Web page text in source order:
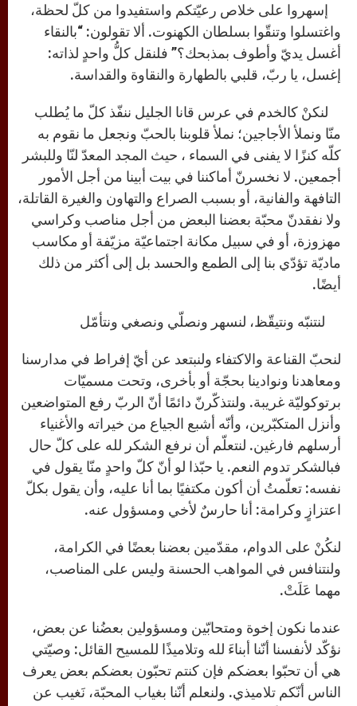
إسهروا على خلاص رعيّتكم واستفيدوا من كلّ لحظة،
واغتسلوا وتنقّوا بسلطان الكهنوت. ألا تقولون: “بالنقاء
أغسل يديّ وأطوف بمذبحك؟” فلنقل كلُّ واحدٍ لذاته:
إغسل، يا ربّ، قلبي بالطهارة والنقاوة والقداسة.
لنكنْ كالخدم في عرس قانا الجليل ننفّذ كلّ ما يُطلب
منّا ونملأ الأجاجين؛ نملأ قلوبنا بالحبّ ونجعل ما نقوم به
كلّه كنزًا لا يفنى في السماء ، حيث المجد المعدّ لنّا وللبشر
أجمعين. لا نخسرنّ أماكننا في بيت أبينا من أجل الأمور
التافهة والفانية، أو بسبب الصراع والتهاون والغيرة القاتلة،
ولا نفقدنّ محبّة بعضنا البعض من أجل مناصب وكراسي
مهزوزة، أو في سبيل مكانة اجتماعيّة مزيّفة أو مكاسب
ماديّة تؤدّي بنا إلى الطمع والحسد بل إلى أكثر من ذلك
أيضًا.
لنتنبّه ونتيقّظ، لنسهر ونصلّي ونصغي ونتأمّل
لنحبّ القناعة والاكتفاء ولنبتعد عن أيّ إفراط في مدارسنا
ومعاهدنا ونوادينا بحجّة أو بأخرى، وتحت مسميّات
برتوكوليّة غريبة. ولنتذكّرنّ دائمًا أنّ الربّ رفع المتواضعين
وأنزل المتكبّرين، وأنّه أشبع الجياع من خيراته والأغنياء
أرسلهم فارغين. لنتعلّم أن نرفع الشكر لله على كلّ حال
فبالشكر تدوم النعم. يا حبّذا لو أنّ كلّ واحدٍ منّا يقول في
نفسه: تعلّمتُ أن أكون مكتفيًا بما أنا عليه، وأن يقول بكلّ
اعتزازٍ وكرامة: أنا حارسٌ لأخي ومسؤول عنه.
لنكُنْ على الدوام، مقدّمين بعضنا بعضًا في الكرامة،
ولنتنافس في المواهب الحسنة وليس على المناصب،
مهما عَلَتْ.
عندما نكون إخوة ومتحابّين ومسؤولين بعضُنا عن بعض،
نؤكّد لأنفسنا أنّنا أبناءَ لله وتلاميذًا للمسيح القائل: وصيّتي
هي أن تحبّوا بعضكم فإن كنتم تحبّون بعضكم بعض يعرف
الناس أنّكم تلاميذي. ولنعلم أنّنا بغياب المحبّة، نَغيب عن